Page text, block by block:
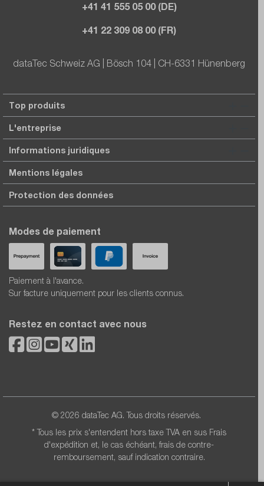
+41 41 555 05 00 (DE)
+41 22 309 08 00 (FR)
dataTec Schweiz AG | Bösch 104 | CH-6331 Hünenberg
Top produits
L'entreprise
Informations juridiques
Mentions légales
Protection des données
Modes de paiement
Paiement à l'avance.
Sur facture uniquement pour les clients connus.
Restez en contact avec nous
© 2026 dataTec AG. Tous droits réservés.
* Tous les prix s'entendent hors taxe TVA en sus Frais
d'expédition et, le cas échéant, frais de contre-
remboursement, sauf indication contraire.